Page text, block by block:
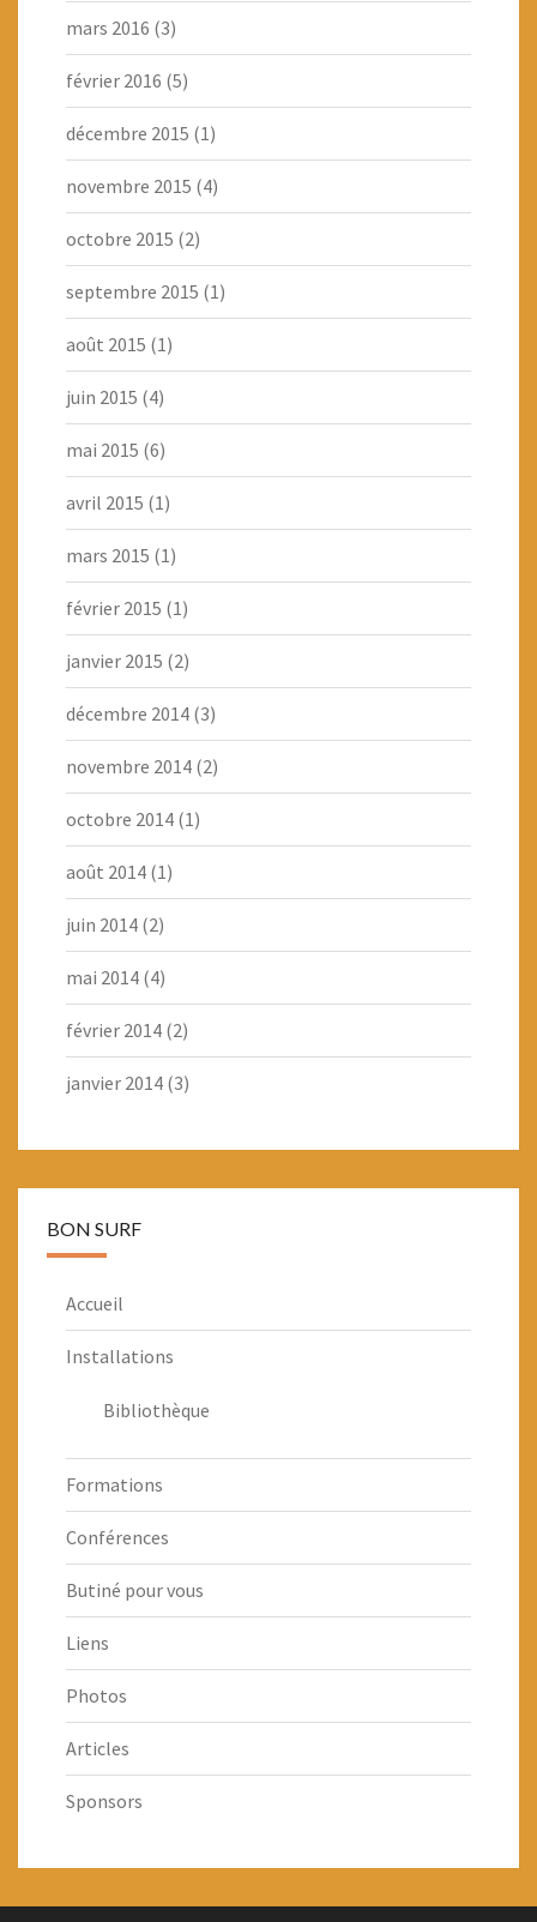
mars 2016 (3)
février 2016 (5)
décembre 2015 (1)
novembre 2015 (4)
octobre 2015 (2)
septembre 2015 (1)
août 2015 (1)
juin 2015 (4)
mai 2015 (6)
avril 2015 (1)
mars 2015 (1)
février 2015 (1)
janvier 2015 (2)
décembre 2014 (3)
novembre 2014 (2)
octobre 2014 (1)
août 2014 (1)
juin 2014 (2)
mai 2014 (4)
février 2014 (2)
janvier 2014 (3)
BON SURF
Accueil
Installations
Bibliothèque
Formations
Conférences
Butiné pour vous
Liens
Photos
Articles
Sponsors